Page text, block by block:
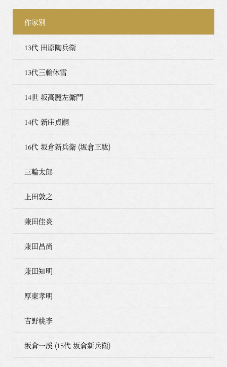
作家別
13代 田原陶兵衛
13代三輪休雪
14世 坂高麗左衛門
14代 新庄貞嗣
16代 坂倉新兵衛 (坂倉正紘)
三輪太郎
上田敦之
兼田佳炎
兼田昌尚
兼田知明
厚東孝明
吉野桃李
坂倉一渓 (15代 坂倉新兵衛)